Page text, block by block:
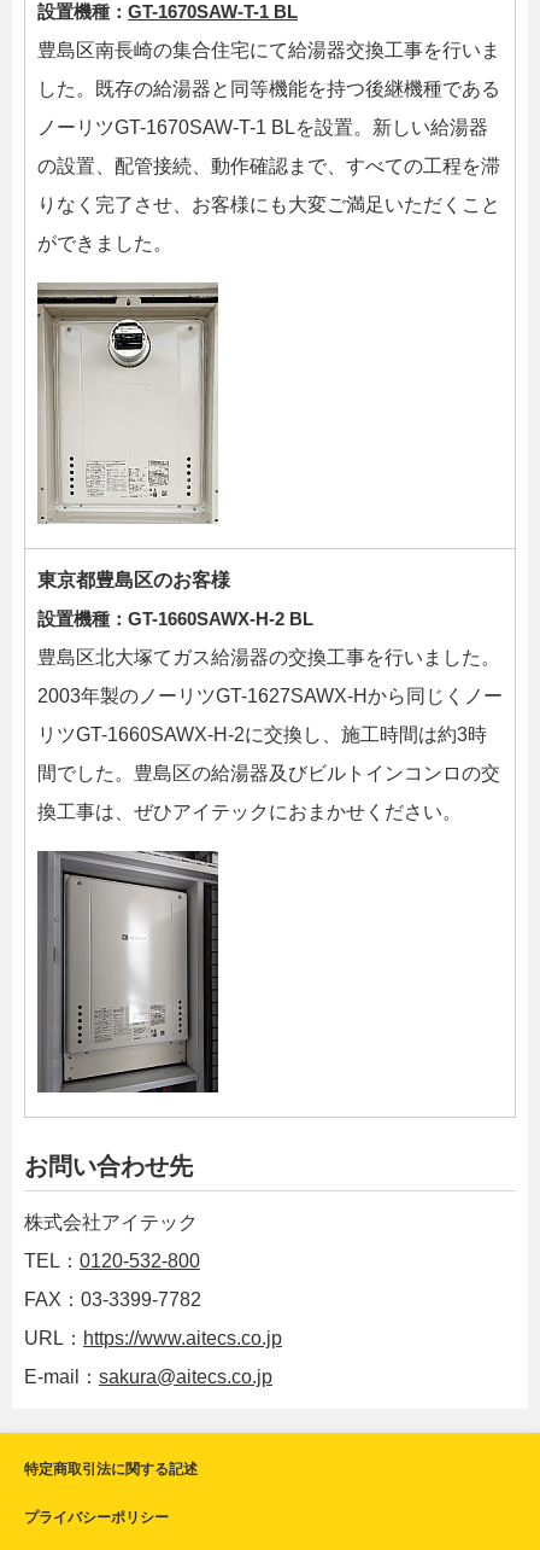
設置機種： GT-1670SAW-T-1 BL
豊島区南長崎の集合住宅にて給湯器交換工事を行いま
した。既存の給湯器と同等機能を持つ後継機種である
ノーリツGT-1670SAW-T-1 BLを設置。新しい給湯器
の設置、配管接続、動作確認まで、すべての工程を滞
りなく完了させ、お客様にも大変ご満足いただくこと
ができました。
東京都豊島区のお客様
設置機種： GT-1660SAWX-H-2 BL
豊島区北大塚てガス給湯器の交換工事を行いました。
2003年製のノーリツGT-1627SAWX-Hから同じくノー
リツGT-1660SAWX-H-2に交換し、施工時間は約3時
間でした。豊島区の給湯器及びビルトインコンロの交
換工事は、ぜひアイテックにおまかせください。
お問い合わせ先
株式会社アイテック
TEL： 0120-532-800
FAX：03-3399-7782
URL： https://www.aitecs.co.jp
E-mail： sakura@aitecs.co.jp
特定商取引法に関する記述
プライバシーポリシー